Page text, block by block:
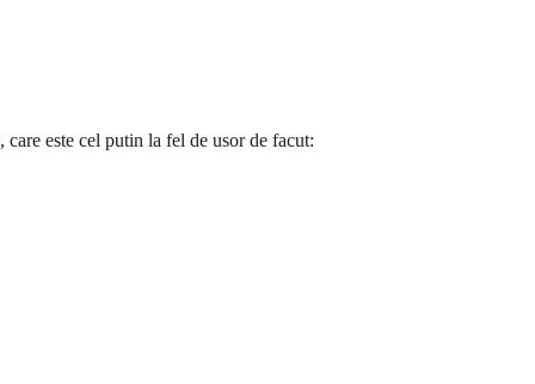
, care este cel putin la fel de usor de facut: